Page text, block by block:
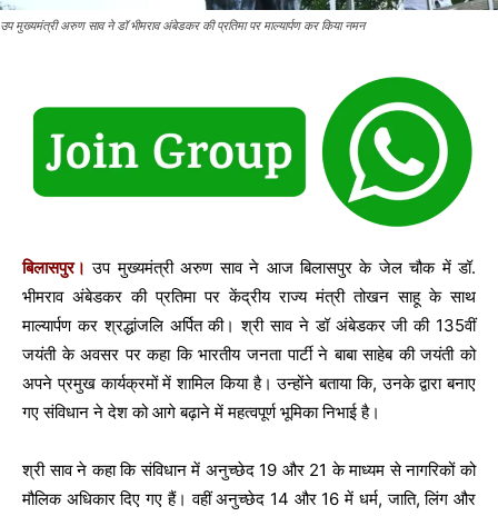
उप मुख्यमंत्री अरुण साव ने डॉ भीमराव अंबेडकर की प्रतिमा पर माल्यार्पण कर किया नमन
बिलासपुर। उप मुख्यमंत्री अरुण साव ने आज बिलासपुर के जेल चौक में डॉ.
भीमराव अंबेडकर की प्रतिमा पर केंद्रीय राज्य मंत्री तोखन साहू के साथ
माल्यार्पण कर श्रद्धांजलि अर्पित की। श्री साव ने डॉ अंबेडकर जी की 135वीं
जयंती के अवसर पर कहा कि भारतीय जनता पार्टी ने बाबा साहेब की जयंती को
अपने प्रमुख कार्यक्रमों में शामिल किया है। उन्होंने बताया कि, उनके द्वारा बनाए
गए संविधान ने देश को आगे बढ़ाने में महत्वपूर्ण भूमिका निभाई है।
श्री साव ने कहा कि संविधान में अनुच्छेद 19 और 21 के माध्यम से नागरिकों को
मौलिक अधिकार दिए गए हैं। वहीं अनुच्छेद 14 और 16 में धर्म, जाति, लिंग और